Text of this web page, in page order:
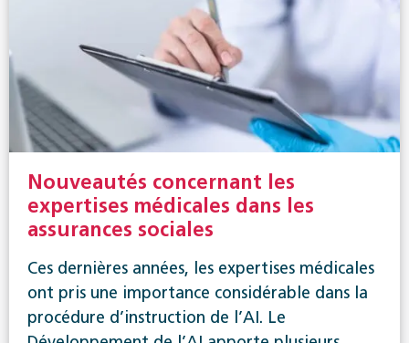
Nouveautés concernant les
expertises médicales dans les
assurances sociales
Ces dernières années, les expertises médicales
ont pris une importance considérable dans la
procédure d’instruction de l’AI. Le